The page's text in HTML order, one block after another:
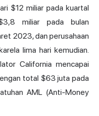
$12 miliar pada kuartal
miliar pada bulan
2023, dan perusahaan
lima hari kemudian.
California mencapai
total $63 juta pada
AML (Anti-Money